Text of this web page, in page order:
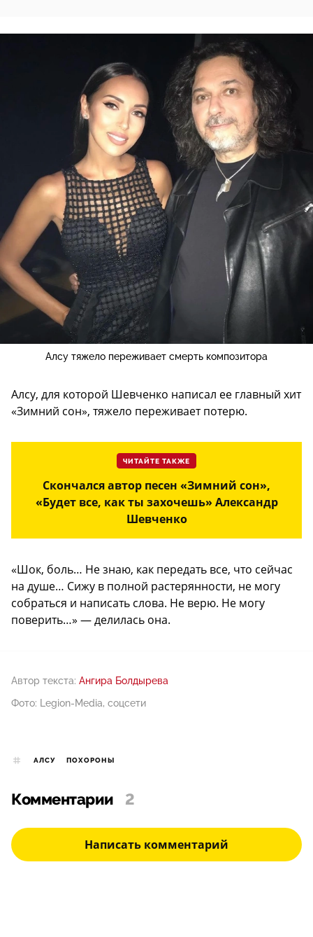
Алсу тяжело переживает смерть композитора
Алсу, для которой Шевченко написал ее главный хит
«Зимний сон», тяжело переживает потерю.
ЧИТАЙТЕ ТАКЖЕ
Скончался автор песен «Зимний сон»,
«Будет все, как ты захочешь» Александр
Шевченко
«Шок, боль… Не знаю, как передать все, что сейчас
на душе… Сижу в полной растерянности, не могу
собраться и написать слова. Не верю. Не могу
поверить…» — делилась она.
Автор текста: Ангира Болдырева
Фото: Legion-Media, соцсети
АЛСУ ПОХОРОНЫ
Комментарии 2
Написать комментарий